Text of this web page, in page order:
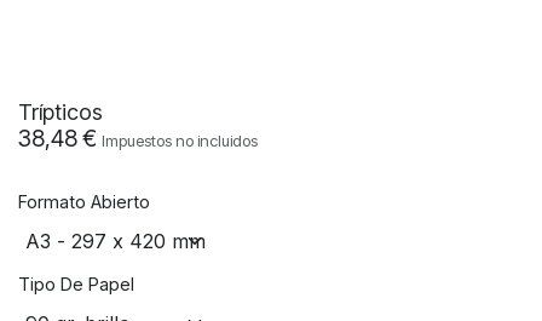
Trípticos
38,48€ Impuestos no incluidos
Formato Abierto
Tipo De Papel